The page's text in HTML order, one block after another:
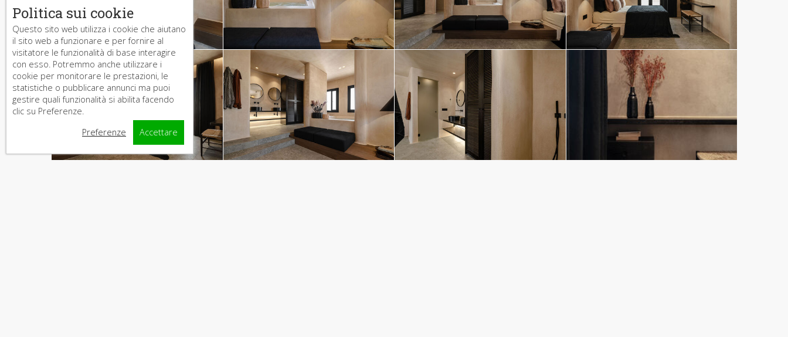
Politica sui cookie
Questo sito web utilizza i cookie che aiutano
il sito web a funzionare e per fornire al
visitatore le funzionalità di base interagire
con esso. Potremmo anche utilizzare i
cookie per monitorare le prestazioni, le
statistiche o pubblicare annunci ma puoi
gestire quali funzionalità si abilita facendo
clic su Preferenze.
Preferenze
Accettare